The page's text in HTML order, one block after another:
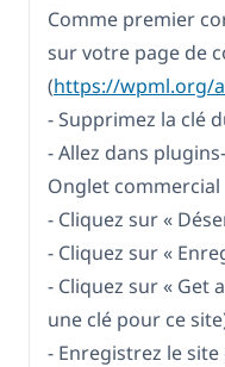
Comme premier
sur votre page de
(https://wpml.org/
- Supprimez la clé
- Allez dans
Onglet commercial
- Cliquez sur «
- Cliquez sur «
- Cliquez sur « Get
une clé pour ce
- Enregistrez le